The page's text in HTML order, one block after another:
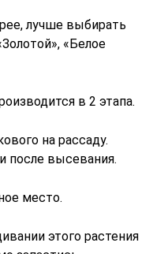
лучше выбирать
«Белое
в 2 этапа.
на рассаду.
после высевания.
место.
этого растения